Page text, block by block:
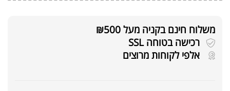
משלוח חינם בקניה מעל ₪500
רכישה בטוחה SSL
אלפי לקוחות מרוצים